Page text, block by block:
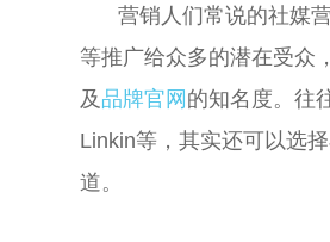
营销人们常说的社媒
等推广给众多的潜在受众
及 品牌官网 的知名度。往
Linkin等，其实还可以选
道。